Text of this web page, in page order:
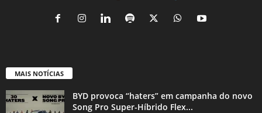
MAIS NOTÍCIAS
BYD provoca “haters” em campanha do novo
Song Pro Super-Híbrido Flex...